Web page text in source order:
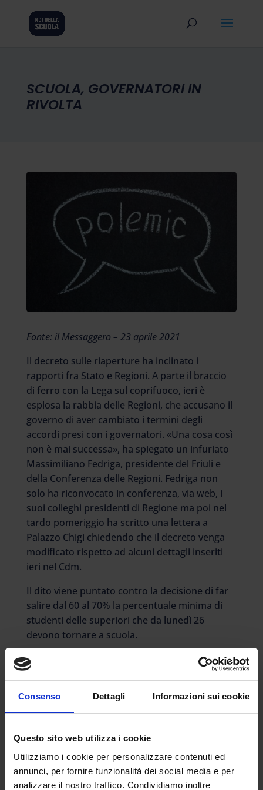
Consenso Dettagli Informazioni sui cookie
Questo sito web utilizza i cookie
Utilizziamo i cookie per personalizzare contenuti ed
annunci, per fornire funzionalità dei social media e per
analizzare il nostro traffico. Condividiamo inoltre
SCUOLA, GOVERNATORI IN
RIVOLTA
Fonte: il Messaggero – 23 aprile 2021
Il decreto sulle riaperture ha inclinato i
rapporti fra Stato e Regioni. A parte il braccio
di ferro con la Lega sul coprifuoco, ieri è
esplosa la rabbia delle Regioni, che accusano il
governo di aver cambiato i termini degli
accordi presi con i governatori. «Una cosa così
non è mai successa», ha spiegato un infuriato
Massimiliano Fedriga, presidente del Friuli e
della Conferenza delle Regioni. Fedriga non
solo ha riconvocato in conferenza, via web, i
suoi colleghi presidenti di Regione ma poi nel
tardo pomeriggio ha scritto una lettera a
Palazzo Chigi chiedendo che il decreto venga
modificato rispetto ad alcuni dettagli inseriti
ieri nel Cdm.
Il dito viene puntato contro la decisione di far
salire dal 60 al 70% la percentuale minima di
studenti delle superiori che da lunedì 26
devono tornare a scuola.
Le Regioni, tra le altre proposte, avrebbero
preferito fin dall’inizio una soglia del 50% per la
per le aree meno colpite dalla pandemia. (…)
«Ferma restando l’amarezza per la decisione
del governo di modificare unilateralmente la
con le Regioni, le Province autonome, le
Province e i Comuni in merito alla percentuale